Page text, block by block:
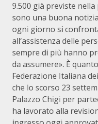
9.500 già previste
sono una buona
ogni giorno si
all’assistenza delle
sempre di più hanno
da assumere». È
Federazione Italiana
che lo scorso 23
Palazzo Chigi per
ha lavorato alla